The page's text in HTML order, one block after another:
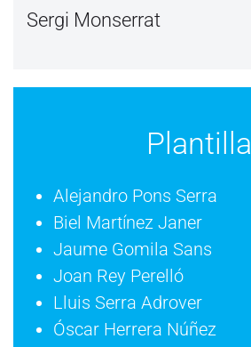
Sergi Monserrat
Plantilla
Alejandro Pons Serra
Biel Martínez Janer
Jaume Gomila Sans
Joan Rey Perelló
Lluis Serra Adrover
Óscar Herrera Núñez